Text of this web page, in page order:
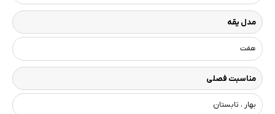
مدل یقه
هفت
مناسبت فصلی
بهار ، تابستان